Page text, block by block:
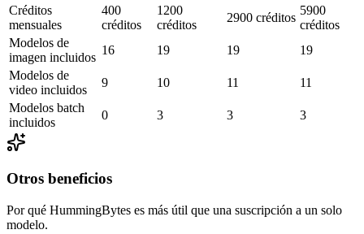
Créditos
mensuales
400
créditos
1200
créditos
2900 créditos
5900
créditos
Modelos de
imagen incluidos
16 19 19
19
Modelos de
video incluidos
9 10 11
11
Modelos batch
incluidos
0 3 3 3
Otros beneficios
Por qué HummingBytes es más útil que una suscripción a un solo
modelo.